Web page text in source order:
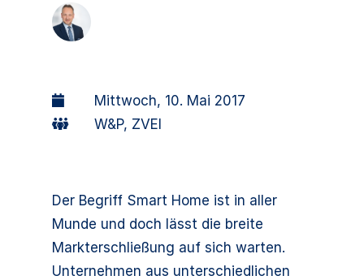
Mittwoch, 10. Mai 2017
W&P, ZVEI
Der Begriff Smart Home ist in aller
Munde und doch lässt die breite
Markterschließung auf sich warten.
Unternehmen aus unterschiedlichen